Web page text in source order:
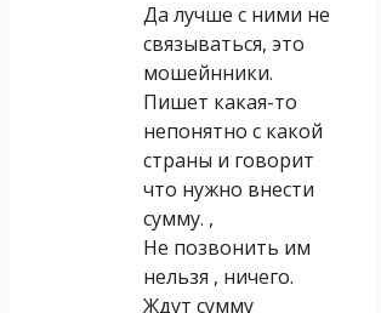
Да лучше с ними не
связываться, это
мошейнники.
Пишет какая-то
непонятно с какой
страны и говорит
что нужно внести
сумму. ,
Не позвонить им
нельзя , ничего.
Ждут сумму